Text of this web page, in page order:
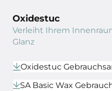
Oxidestuc
Verleiht Ihrem
Glanz